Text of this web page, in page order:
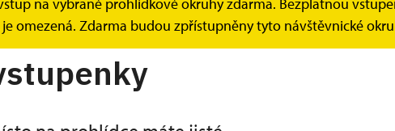
omezená. Zdarma budou zpřístupněny tyto návštěvnické
Online vstupenky